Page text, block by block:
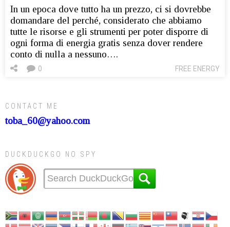
In un epoca dove tutto ha un prezzo, ci si dovrebbe
domandare del perché, considerato che abbiamo
tutte le risorse e gli strumenti per poter disporre di
ogni forma di energia gratis senza dover rendere
conto di nulla a nessuno….
FREE ENERGY
0
CONTACT ME
toba_60@yahoo.com
DUCKDUCKGO NO SPY